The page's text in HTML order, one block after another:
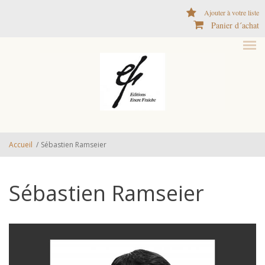
Ajouter à votre liste
Panier d´achat
Accueil / Sébastien Ramseier
Sébastien Ramseier